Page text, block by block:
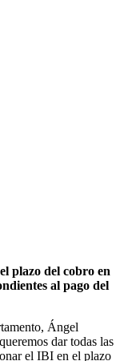
plazo del cobro en
al pago del
Ángel
dar todas las
el IBI en el plazo